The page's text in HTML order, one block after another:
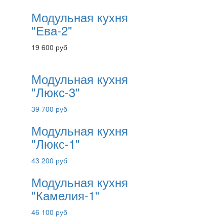
Модульная кухня
"Ева-2"
19 600 руб
Модульная кухня
"Люкс-3"
39 700 руб
Модульная кухня
"Люкс-1"
43 200 руб
Модульная кухня
"Камелия-1"
46 100 руб